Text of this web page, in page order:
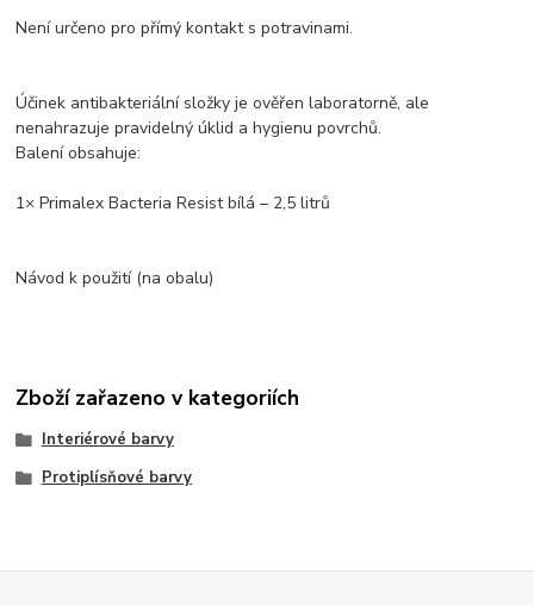
Není určeno pro přímý kontakt s potravinami.
Účinek antibakteriální složky je ověřen laboratorně, ale
nenahrazuje pravidelný úklid a hygienu povrchů.
Balení obsahuje:
1× Primalex Bacteria Resist bílá – 2,5 litrů
Návod k použití (na obalu)
Zboží zařazeno v kategoriích
Interiérové barvy
Protiplísňové barvy